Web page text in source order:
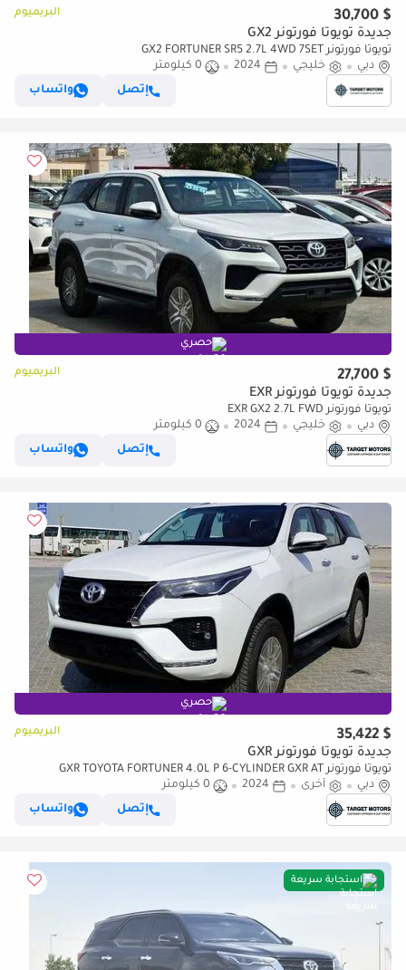
$ 30,700 البريميوم
جديدة تويوتا فورتونر GX2
تويوتا فورتونر GX2 FORTUNER SR5 2.7L 4WD 7SET
دبي
خليجي 2024
0 كيلومتر
إتصل
واتساب
حصري
$ 27,700 البريميوم
جديدة تويوتا فورتونر EXR
تويوتا فورتونر EXR GX2 2.7L FWD
دبي
خليجي 2024
0 كيلومتر
إتصل
واتساب
حصري
$ 35,422 البريميوم
جديدة تويوتا فورتونر GXR
تويوتا فورتونر GXR TOYOTA FORTUNER 4.0L P 6-CYLINDER GXR AT
2024MY
دبي أخرى 2024
0 كيلومتر
إتصل
واتساب
استجابة سريعة